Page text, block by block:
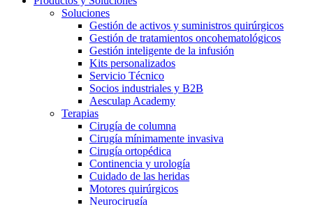
Soluciones
Gestión de activos y suministros quirúrgicos
Gestión de tratamientos oncohematológicos
Gestión inteligente de la infusión
Kits personalizados
Servicio Técnico
Socios industriales y B2B
Aesculap Academy
Terapias
Cirugía de columna
Cirugía mínimamente invasiva
Cirugía ortopédica
Continencia y urología
Cuidado de las heridas
Motores quirúrgicos
Neurocirugía